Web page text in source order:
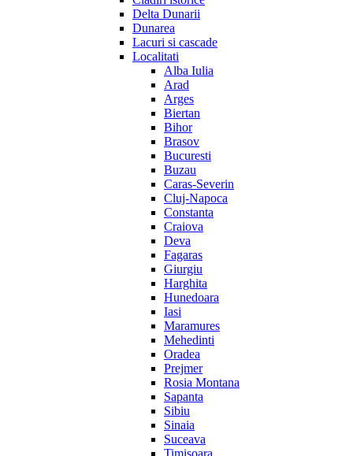
Delta Dunarii
Dunarea
Lacuri si cascade
Localitati
Alba Iulia
Arad
Arges
Biertan
Bihor
Brasov
Bucuresti
Buzau
Caras-Severin
Cluj-Napoca
Constanta
Craiova
Deva
Fagaras
Giurgiu
Harghita
Hunedoara
Iasi
Maramures
Mehedinti
Oradea
Prejmer
Rosia Montana
Sapanta
Sibiu
Sinaia
Suceava
Timisoara